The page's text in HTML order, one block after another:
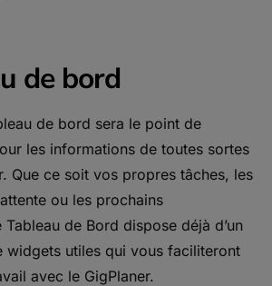
de bord
de bord sera le point de
les informations de toutes sortes
Que ce soit vos propres tâches, les
ou les prochains
Tableau de Bord dispose déjà d’un
widgets utiles qui vous faciliteront
avec le GigPlaner.